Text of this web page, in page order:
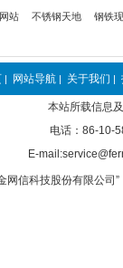
站 不锈钢天地 钢铁
| 网站导航 | 关于我们 |
本站所载信息
电话：86-10-
E-
网信科技股份有限公司